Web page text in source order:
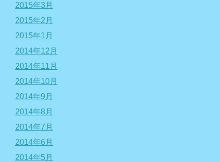
2015年3月
2015年2月
2015年1月
2014年12月
2014年11月
2014年10月
2014年9月
2014年8月
2014年7月
2014年6月
2014年5月